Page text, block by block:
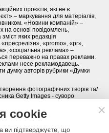
проєктів, які не є
– маркування для матеріалів,
«Новини компаній» –
на основі повідомлень,
яких редакція
«promo», «pr»,
«соціальна реклама» –
переважно на правах реклами.
несе рекламодавець.
думку авторів рубрики «Думки
фотографічних творів та/
Getty Images - суворо
Правила сайту
cookie
ви підтверджуєте, що